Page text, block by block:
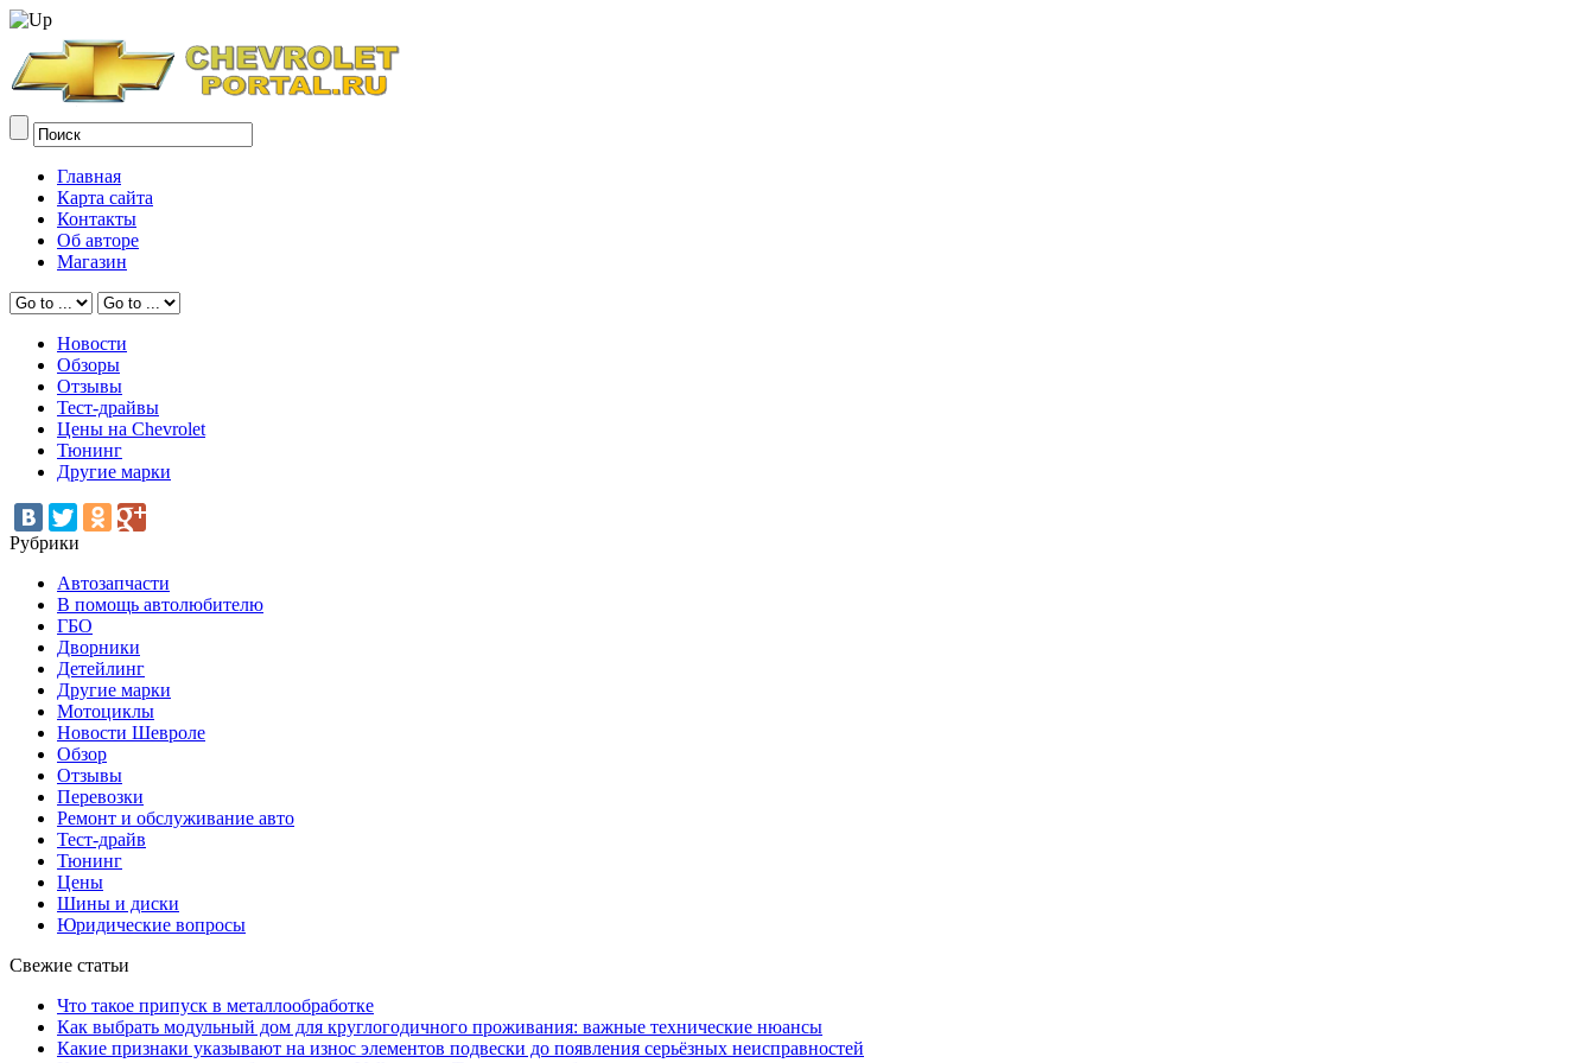
Главная
Карта сайта
Контакты
Об авторе
Магазин
Новости
Обзоры
Отзывы
Тест-драйвы
Цены на Chevrolet
Тюнинг
Другие марки
Рубрики
Автозапчасти
В помощь автолюбителю
ГБО
Дворники
Детейлинг
Другие марки
Мотоциклы
Новости Шевроле
Обзор
Отзывы
Перевозки
Ремонт и обслуживание авто
Тест-драйв
Тюнинг
Цены
Шины и диски
Юридические вопросы
Свежие статьи
Что такое припуск в металлообработке
Как выбрать модульный дом для круглогодичного проживания: важные технические нюансы
Какие признаки указывают на износ элементов подвески до появления серьёзных неисправностей